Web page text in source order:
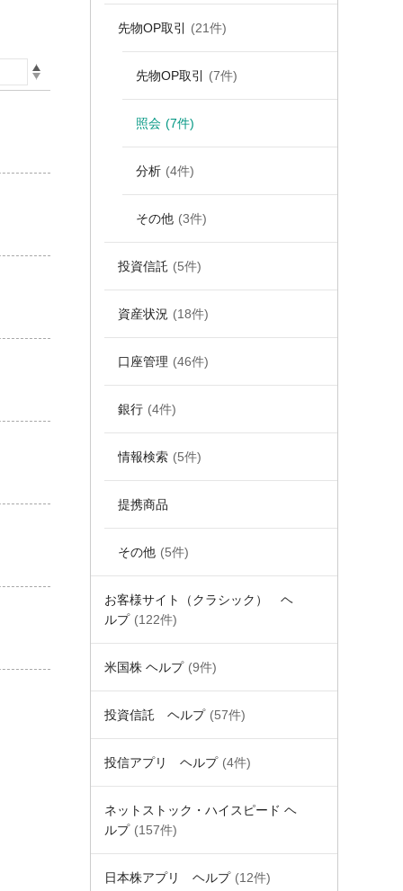
先物OP取引 (21件)
先物OP取引 (7件)
照会 (7件)
分析 (4件)
その他 (3件)
投資信託 (5件)
資産状況 (18件)
口座管理 (46件)
銀行 (4件)
情報検索 (5件)
提携商品
その他 (5件)
お客様サイト（クラシック） ヘ
ルプ (122件)
米国株 ヘルプ (9件)
投資信託 ヘルプ (57件)
投信アプリ ヘルプ (4件)
ネットストック・ハイスピード ヘ
ルプ (157件)
日本株アプリ ヘルプ (12件)